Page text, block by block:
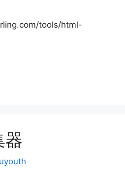
tools/html-
器